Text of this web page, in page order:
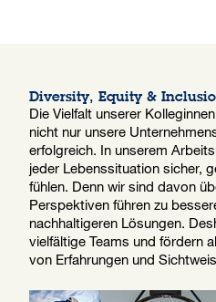
Diversity, Equity &
Die Vielfalt unserer
nicht nur unsere
erfolgreich. In unserem
jeder Lebenssituation sicher,
fühlen. Denn wir sind davon
Perspektiven führen zu
nachhaltigeren Lösungen.
vielfältige Teams und fördern
von Erfahrungen und